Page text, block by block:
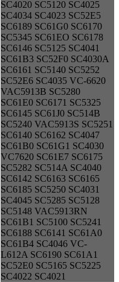
SC4020 SC5120 SC4025
SC4034 SC4023 SC52E5
SC6189 SC61G0 SC6170
SC5345 SC61EO SC6178
SC6146 SC5125 SC4041
SC61B3 SC52F0 SC4030A
SC6161 SC5140 SC5252
SC52E6 SC4035 VC-6620
VAC5913B SC5280
SC61E0 SC6171 SC5325
SC6145 SC61J0 SC514B
SC5240 VAC5913S SC5251
SC6140 SC6162 SC4047
SC61B0 SC61G1 SC4030
VC7620 SC61E7 SC6175
SC5282 SC514A SC4040
SC6142 SC6163 SC6165
SC6185 SC5250 SC4031
SC4045 SC5285 SC5128
SC5148 VAC5913RN
SC61B1 SC5100 SC5241
SC6188 SC6141 SC61A0
SC61B4 SC4046 VC-
L612A SC6190 SC61A1
SC52E0 SC5165 SC5225
SC4022 SC4021